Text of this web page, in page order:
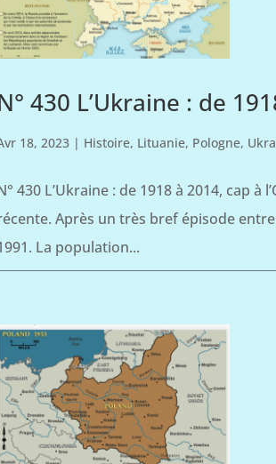
430 L’Ukraine : de
18, 2023 | Histoire, Lituanie, Pologne,
430 L’Ukraine : de 1918 à 2014, cap
Après un très bref épisode entre
La population...